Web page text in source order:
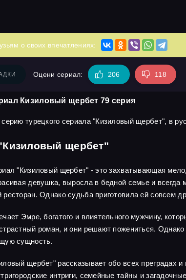
о своих впечатлениях:
Оцени сериал: 206 118
Кизиловый щербет 79 серия
турецкого сериала "Кизиловый щербет", в
щербет"
"Кизиловый щербет" - это захватывающая
девушка, выросла в бедной семье и всегда
ресторан. Однако судьба приготовила ей совсем
Эмре, богатого и влиятельного мужчину,
роман, и они решают пожениться.
сущность.
щербет" рассказывает обо всех преградах
интриги, семейные тайны и